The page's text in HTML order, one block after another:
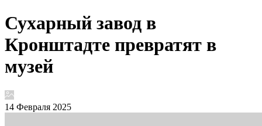
Сухарный завод в
Кронштадте превратят в
музей
14 Февраля 2025